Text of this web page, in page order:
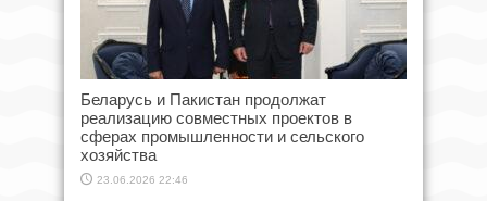
Беларусь и Пакистан продолжат
реализацию совместных проектов в
сферах промышленности и сельского
хозяйства
23.06.2026 22:46